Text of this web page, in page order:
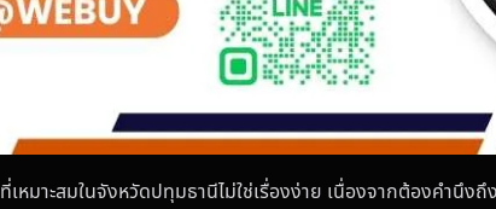
หมาะสมในจังหวัดปทุมธานีไม่ใช่เรื่องง่าย เนื่องจากต้องคำนึ